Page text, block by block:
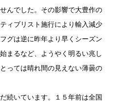
んでした。その影響で大豊作の
ィブリスト施行により輸入減少
グは逆に昨年より早くシーズン
まるなど、ようやく明るい兆し
っては晴れ間の見えない薄曇の
続いています。１５年前は全国